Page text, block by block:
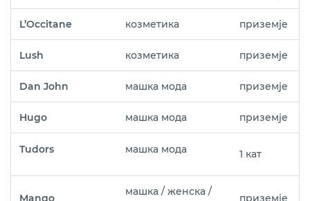
L’Occitane козметика приземје
Lush козметика приземје
Dan John машка мода приземје
Hugo машка мода приземје
Tudors машка мода 1 кат
Mango
машка / женска /
приземје